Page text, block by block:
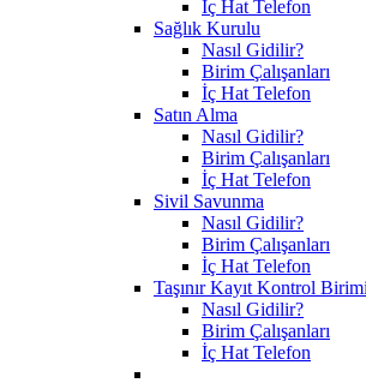
İç Hat Telefon
Sağlık Kurulu
Nasıl Gidilir?
Birim Çalışanları
İç Hat Telefon
Satın Alma
Nasıl Gidilir?
Birim Çalışanları
İç Hat Telefon
Sivil Savunma
Nasıl Gidilir?
Birim Çalışanları
İç Hat Telefon
Taşınır Kayıt Kontrol Birimi
Nasıl Gidilir?
Birim Çalışanları
İç Hat Telefon